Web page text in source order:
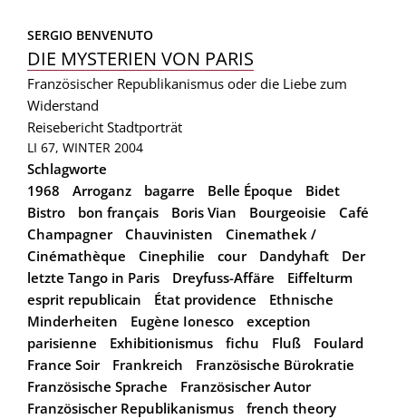
SERGIO BENVENUTO
DIE MYSTERIEN VON PARIS
Französischer Republikanismus oder die Liebe zum
Widerstand
Reisebericht Stadtporträt
LI 67, WINTER 2004
Schlagworte
1968
Arroganz bagarre Belle Époque
Bidet
Bistro
bon français Boris Vian Bourgeoisie
Café
Champagner
Chauvinisten
Cinemathek /
Cinémathèque
Cinephilie cour Dandyhaft
Der
letzte Tango in Paris
Dreyfuss-Affäre
Eiffelturm
esprit republicain
État providence
Ethnische
Minderheiten
Eugène Ionesco
exception
parisienne
Exhibitionismus fichu Fluß
Foulard
France Soir
Frankreich
Französische Bürokratie
Französische Sprache
Französischer Autor
Französischer Republikanismus
french theory